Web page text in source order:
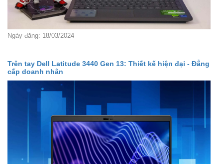
Ngày đăng: 18/03/2024
Trên tay Dell Latitude 3440 Gen 13: Thiết kế hiện đại - Đẳng
cấp doanh nhân